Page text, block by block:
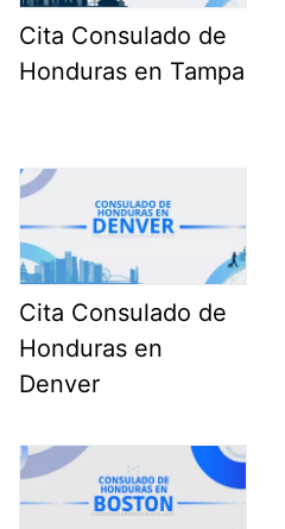
Cita Consulado de
Honduras en Tampa
Cita Consulado de
Honduras en
Denver